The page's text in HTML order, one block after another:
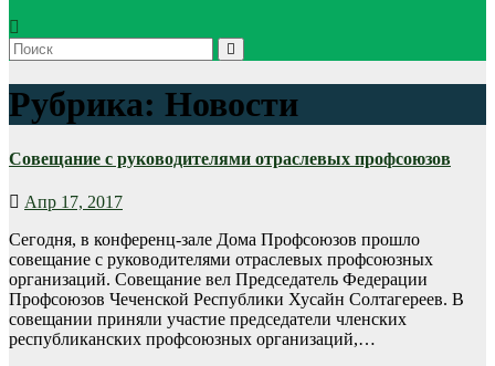
Рубрика: Новости
Совещание с руководителями отраслевых профсоюзов
Апр 17, 2017
Сегодня, в конференц-зале Дома Профсоюзов прошло
совещание с руководителями отраслевых профсоюзных
организаций. Совещание вел Председатель Федерации
Профсоюзов Чеченской Республики Хусайн Солтагереев. В
совещании приняли участие председатели членских
республиканских профсоюзных организаций,…